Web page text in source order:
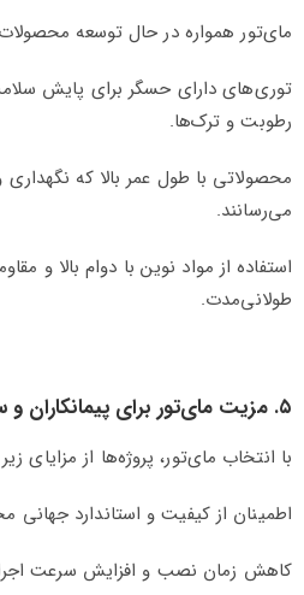
مای‌تور همواره در حال توسعه
توری‌های دارای حسگر برای پایش
رطوبت و ترک‌ها.
محصولاتی با طول عمر بالا که نگهداری
می‌رسانند.
استفاده از مواد نوین با دوام بالا و
طولانی‌مدت.
۵. مزیت مای‌تور برای پیمانکاران و سرمایه‌گذاران
با انتخاب مای‌تور، پروژه‌ها از مزایای
اطمینان از کیفیت و استاندارد جهانی
کاهش زمان نصب و افزایش سرعت